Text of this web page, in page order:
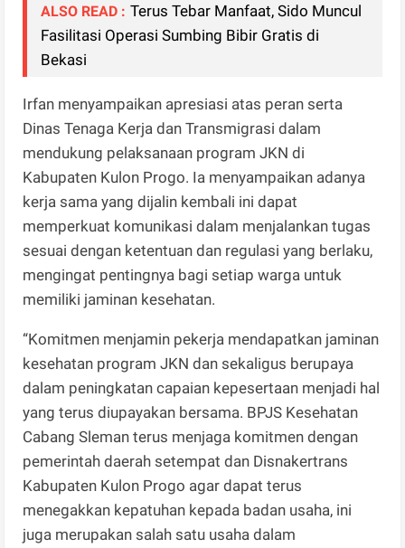
ALSO READ : Terus Tebar Manfaat, Sido Muncul
Fasilitasi Operasi Sumbing Bibir Gratis di
Bekasi
Irfan menyampaikan apresiasi atas peran serta
Dinas Tenaga Kerja dan Transmigrasi dalam
mendukung pelaksanaan program JKN di
Kabupaten Kulon Progo. Ia menyampaikan adanya
kerja sama yang dijalin kembali ini dapat
memperkuat komunikasi dalam menjalankan tugas
sesuai dengan ketentuan dan regulasi yang berlaku,
mengingat pentingnya bagi setiap warga untuk
memiliki jaminan kesehatan.
“Komitmen menjamin pekerja mendapatkan jaminan
kesehatan program JKN dan sekaligus berupaya
dalam peningkatan capaian kepesertaan menjadi hal
yang terus diupayakan bersama. BPJS Kesehatan
Cabang Sleman terus menjaga komitmen dengan
pemerintah daerah setempat dan Disnakertrans
Kabupaten Kulon Progo agar dapat terus
menegakkan kepatuhan kepada badan usaha, ini
juga merupakan salah satu usaha dalam